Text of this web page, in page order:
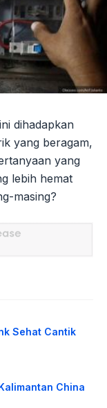
dihadapkan
yang beragam,
yang
lebih hemat
masing?
Sehat Cantik
China